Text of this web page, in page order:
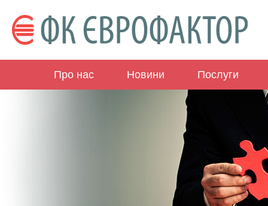
Про нас Новини Послуги